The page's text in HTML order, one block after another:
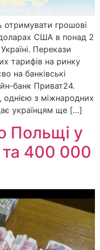
отримувати грошові
США в понад 2
Перекази
тарифів на ринку
на банківські
банк Приват24.
однією з міжнародних
українцям ще […]
Польщі у
та 400 000